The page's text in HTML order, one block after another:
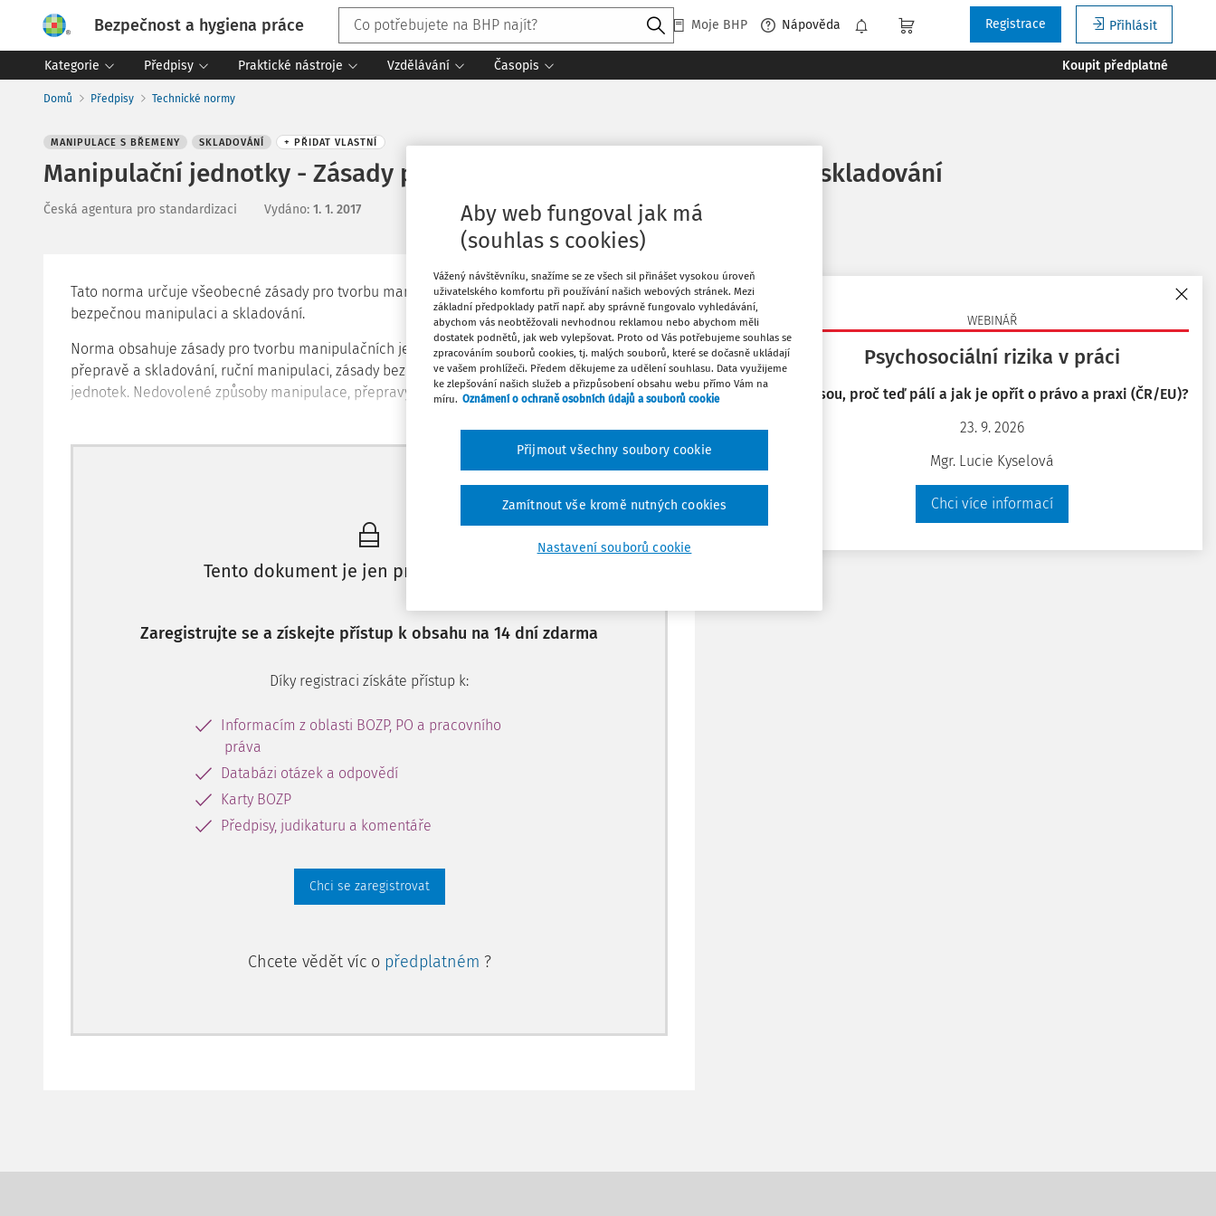
Bezpečnost a hygiena práce Moje BHP Nápověda Přihlásit
Registrace
Kategorie Předpisy Praktické nástroje Vzdělávání Časopis Koupit předplatné
WEBINÁŘ
Psychosociální rizika v práci
Co jsou, proč teď pálí a jak je opřít o právo a praxi (ČR/EU)?
23. 9. 2026
Mgr. Lucie Kyselová
Chci více informací
Domů Předpisy Technické normy
MANIPULACE S BŘEMENY SKLADOVÁNÍ + PŘIDAT VLASTNÍ
Manipulační jednotky - Zásady pro tvorbu, bezpečnou manipulaci a skladování
Česká agentura pro standardizaci Vydáno: 1. 1. 2017
Tato norma určuje všeobecné zásady pro tvorbu manipulačních jednotek a pro jejich
bezpečnou manipulaci a skladování.
Norma obsahuje zásady pro tvorbu manipulačních jednotek (kap. 3), manipulaci s nimi při
přepravě a skladování, ruční manipulaci, zásady bezpečného stohování manipulačních
jednotek. Nedovolené způsoby manipulace, přepravy
Máte předplatné? Přihlaste se
Tento dokument je jen pro předplatitele
Zaregistrujte se a získejte přístup k obsahu na 14 dní zdarma
Díky registraci získáte přístup k:
Informacím z oblasti BOZP, PO a pracovního
práva
Databázi otázek a odpovědí
Karty BOZP
Předpisy, judikaturu a komentáře
Chci se zaregistrovat
Chcete vědět víc o předplatném ?
Oblíbené
Stáhnout
Aby web fungoval jak má
(souhlas s cookies)
Vážený návštěvníku, snažíme se ze všech sil přinášet vysokou úroveň
uživatelského komfortu při používání našich webových stránek. Mezi
základní předpoklady patří např. aby správně fungovalo vyhledávání,
abychom vás neobtěžovali nevhodnou reklamou nebo abychom měli
dostatek podnětů, jak web vylepšovat. Proto od Vás potřebujeme souhlas se
zpracováním souborů cookies, tj. malých souborů, které se dočasně ukládají
ve vašem prohlížeči. Předem děkujeme za udělení souhlasu. Data využijeme
ke zlepšování našich služeb a přizpůsobení obsahu webu přímo Vám na
míru. Oznámení o ochraně osobních údajů a souborů cookie
Nastavení souborů cookie
Zamítnout vše kromě nutných cookies
Přijmout všechny soubory cookie